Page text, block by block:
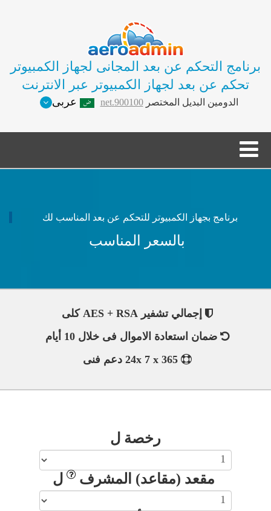
برنامج التحكم عن بعد المجانى لجهاز الكمبيوتر
تحكم عن بعد لجهاز الكمبيوتر عبر الانترنت
الدومين البديل المختصر900100.net
برنامج بجهاز الكمبيوتر للتحكم عن بعد المناسب لك
بالسعر المناسب
إجمالي تشفير AES + RSA كلى
ضمان استعادة الاموال فى خلال 10 أيام
24x 7 x 365 دعم فنى
رخصة ل
مقعد (مقاعد) المشرف ل